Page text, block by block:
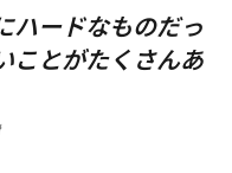
ハードなものだっ
ことがたくさんあ